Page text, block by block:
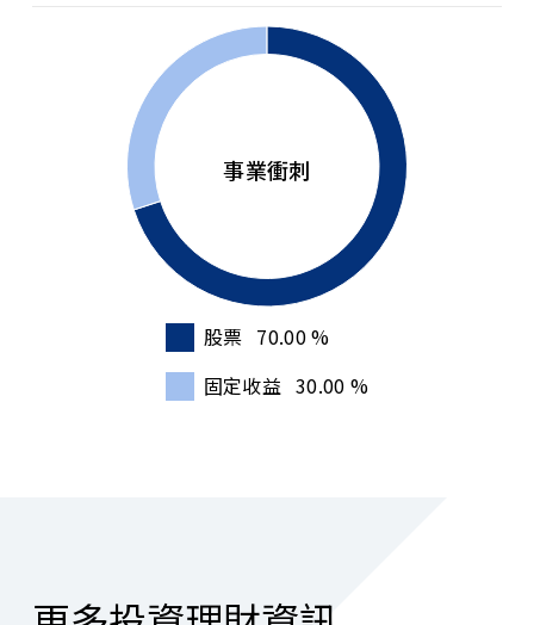
Pie chart with 2 slices.
End of interactive chart.
事業衝刺
股票 70.00%
固定收益 30.00 %